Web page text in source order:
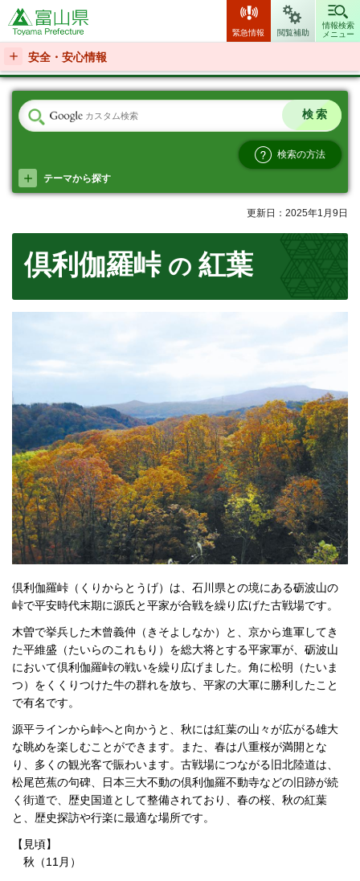
富山県
緊急情報 閲覧補助
情報検索
メニュー
安全・安心情報
検索の方法
テーマから探す
更新日：2025年1月9日
倶利伽羅峠 の 紅葉
倶利伽羅峠（くりからとうげ）は、石川県との境にある砺波山の
峠で平安時代末期に源氏と平家が合戦を繰り広げた古戦場です。
木曽で挙兵した木曾義仲（きそよしなか）と、京から進軍してき
た平維盛（たいらのこれもり）を総大将とする平家軍が、砺波山
において倶利伽羅峠の戦いを繰り広げました。角に松明（たいま
つ）をくくりつけた牛の群れを放ち、平家の大軍に勝利したこと
で有名です。
源平ラインから峠へと向かうと、秋には紅葉の山々が広がる雄大
な眺めを楽しむことができます。また、春は八重桜が満開とな
り、多くの観光客で賑わいます。古戦場につながる旧北陸道は、
松尾芭蕉の句碑、日本三大不動の倶利伽羅不動寺などの旧跡が続
く街道で、歴史国道として整備されており、春の桜、秋の紅葉
と、歴史探訪や行楽に最適な場所です。
【見頃】
秋（11月）